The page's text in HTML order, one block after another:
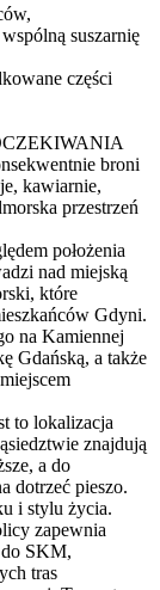
suszarnię
części
broni
kawiarnie,
przestrzeń
położenia
nad miejską
które
Gdyni.
na Kamiennej
Gdańską, a także
to lokalizacja
znajdują
a do
dotrzeć pieszo.
i stylu życia.
zapewnia
do SKM,
tras